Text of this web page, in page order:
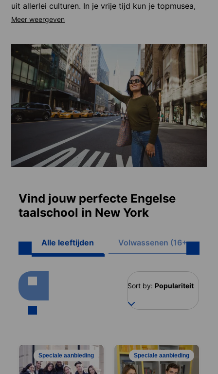
uit allerlei culturen. In je vrije tijd kun je topmusea,
Broadway-theaters en bekende toeristische
manieren om je zelfvertrouwen en
spreekvaardigheid in de praktijk een boost te geven.
Elke wijk heeft zijn eigen sfeer, van hettrendy
Brooklyn en het bruisende Midtown, tot het
academische Upper West Side
Cursusprogramma's variëren van
één week tot
volledige academische jaartrajecten.
Je krijgtpersoonlijke begeleiding
van het ESL-team,
met meer dan 30 jaar ervaring.
Vind jouw perfecte Engelse
taalschool in New York
Alle leeftijden Volwassenen (16+)
Sort by: Populariteit
Speciale aanbieding Speciale aanbieding